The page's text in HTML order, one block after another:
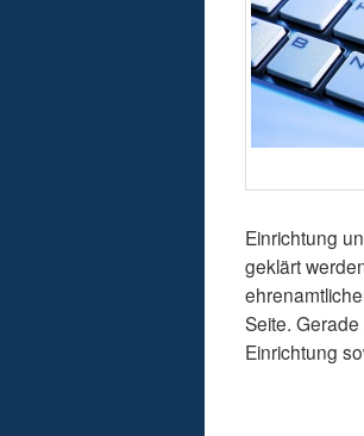
Einrichtung
geklärt
Seite.
Einrichtung